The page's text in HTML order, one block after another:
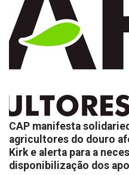
CAP manifesta
agricultores do douro
Kirk e alerta para a
disponibilização dos